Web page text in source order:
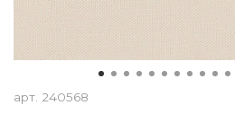
арт. 240568